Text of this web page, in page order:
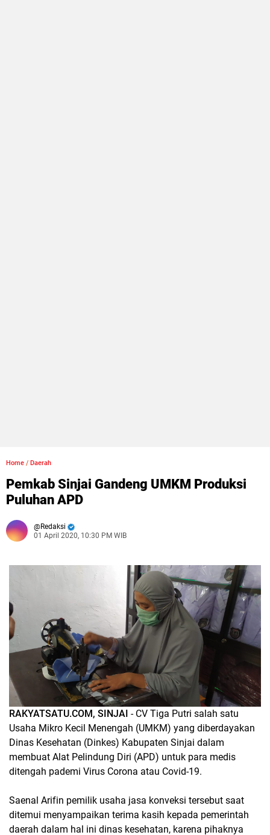
Home / Daerah
Pemkab Sinjai Gandeng UMKM Produksi
Puluhan APD
Redaksi
01 April 2020, 10:30 PM WIB
RAKYATSATU.COM, SINJAI - CV Tiga Putri salah satu
Usaha Mikro Kecil Menengah (UMKM) yang diberdayakan
Dinas Kesehatan (Dinkes) Kabupaten Sinjai dalam
membuat Alat Pelindung Diri (APD) untuk para medis
ditengah pademi Virus Corona atau Covid-19.
Saenal Arifin pemilik usaha jasa konveksi tersebut saat
ditemui menyampaikan terima kasih kepada pemerintah
daerah dalam hal ini dinas kesehatan, karena pihaknya